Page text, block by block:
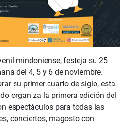
mindoniense, festeja su 25
del 4, 5 y 6 de noviembre.
su primer cuarto de siglo, esta
organiza la primera edición del
espectáculos para todas las
conciertos, magosto con